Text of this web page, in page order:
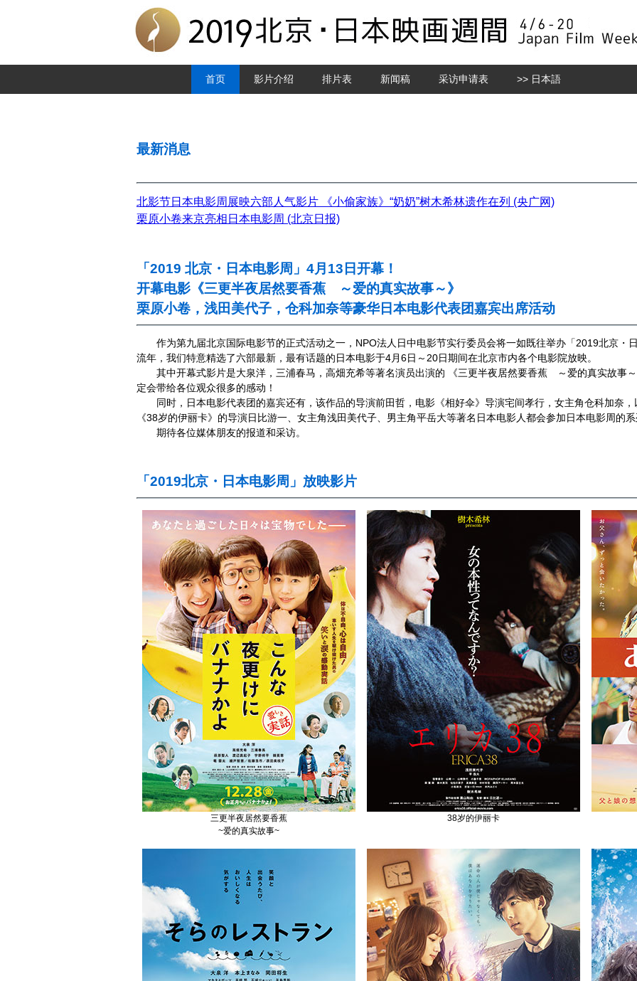
首页 影片介绍 排片表 新闻稿 采访申请表 >> 日本語
最新消息
北影节日本电影周展映六部人气影片 《小偷家族》“奶奶”树木希林遗作在列 (央广网)
栗原小卷来京亮相日本电影周 (北京日报)
「2019 北京・日本电影周」4月13日开幕！
开幕电影《三更半夜居然要香蕉 ～爱的真实故事～》
栗原小卷，浅田美代子，仓科加奈等豪华日本电影代表团嘉宾出席活动
作为第九届北京国际电影节的正式活动之一，NPO法人日中电影节实行委员会将一如既往举办「2019北京・
流年，我们特意精选了六部最新，最有话题的日本电影于4月6日～20日期间在北京市内各个电影院放映。
其中开幕式影片是大泉洋，三浦春马，高畑充希等著名演员出演的 《三更半夜居然要香蕉 ～爱的真实故事
定会带给各位观众很多的感动！
同时，日本电影代表团的嘉宾还有，该作品的导演前田哲，电影《相好伞》导演宅间孝行，女主角仓科加奈，
《38岁的伊丽卡》的导演日比游一、女主角浅田美代子、男主角平岳大等著名日本电影人都会参加日本电影周的
期待各位媒体朋友的报道和采访。
「2019北京・日本电影周」放映影片
三更半夜居然要香蕉
~爱的真实故事~
38岁的伊丽卡